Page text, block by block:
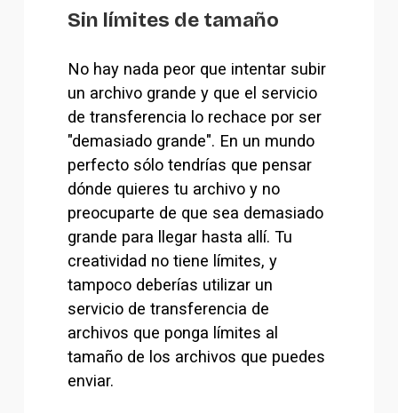
Sin límites de tamaño
No hay nada peor que intentar subir
un archivo grande y que el servicio
de transferencia lo rechace por ser
"demasiado grande". En un mundo
perfecto sólo tendrías que pensar
dónde quieres tu archivo y no
preocuparte de que sea demasiado
grande para llegar hasta allí. Tu
creatividad no tiene límites, y
tampoco deberías utilizar un
servicio de transferencia de
archivos que ponga límites al
tamaño de los archivos que puedes
enviar.